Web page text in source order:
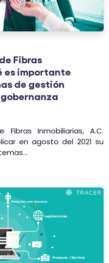
Fibras
es importante
de gestión
Fibras Inmobiliarias, A.C.
en agosto del 2021 su